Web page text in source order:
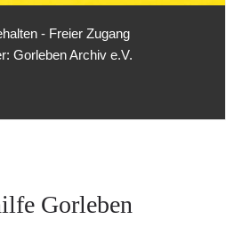
- Freier Zugang
Gorleben Archiv e.V.
Gorleben